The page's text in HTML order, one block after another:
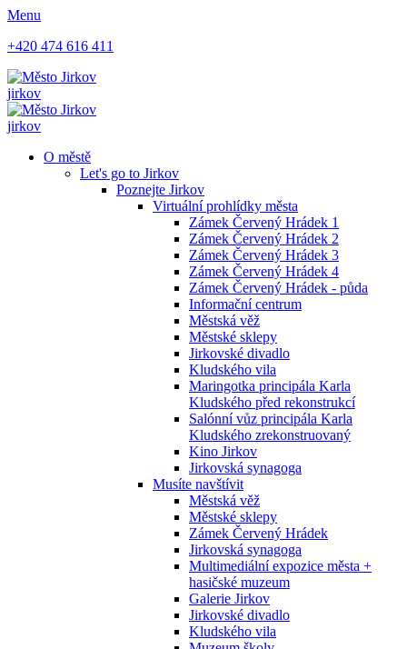
Menu
+420 474 616 411
jirkov
jirkov
O městě
Let's go to Jirkov
Poznejte Jirkov
Virtuální prohlídky města
Zámek Červený Hrádek 1
Zámek Červený Hrádek 2
Zámek Červený Hrádek 3
Zámek Červený Hrádek 4
Zámek Červený Hrádek - půda
Informační centrum
Městská věž
Městské sklepy
Jirkovské divadlo
Kludského vila
Maringotka principála Karla
Kludského před rekonstrukcí
Salónní vůz principála Karla
Kludského zrekonstruovaný
Kino Jirkov
Jirkovská synagoga
Musíte navštívit
Městská věž
Městské sklepy
Zámek Červený Hrádek
Jirkovská synagoga
Multimediální expozice města +
hasičské muzeum
Galerie Jirkov
Jirkovské divadlo
Kludského vila